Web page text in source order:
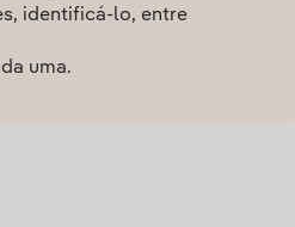
identificá-lo, entre
uma.